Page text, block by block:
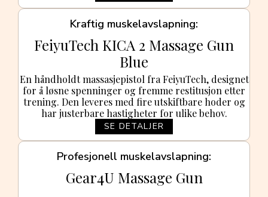
Kraftig muskelavslapning
FeiyuTech KICA 2 Massage Gun
Blue
En håndholdt massasjepistol fra FeiyuTech, designet
for å løsne spenninger og fremme restitusjon etter
trening. Den leveres med fire utskiftbare hoder og
har justerbare hastigheter for ulike behov.
SE DETALJER
Profesjonell muskelavslapning
Gear4U Massage Gun